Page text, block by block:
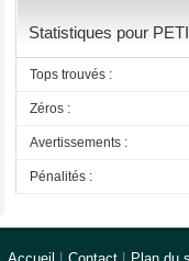
Statistiques pour
Tops trouvés :
Zéros :
Avertissements :
Pénalités :